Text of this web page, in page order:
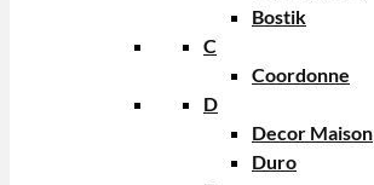
Bostik
C
Coordonne
D
Decor Maison
Duro